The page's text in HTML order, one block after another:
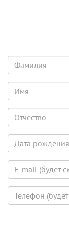
Фамилия
Имя
Отчество
Дата
рождения
(будет
скрыта)
mail
(будет
скрыт)
Телефон
(будет